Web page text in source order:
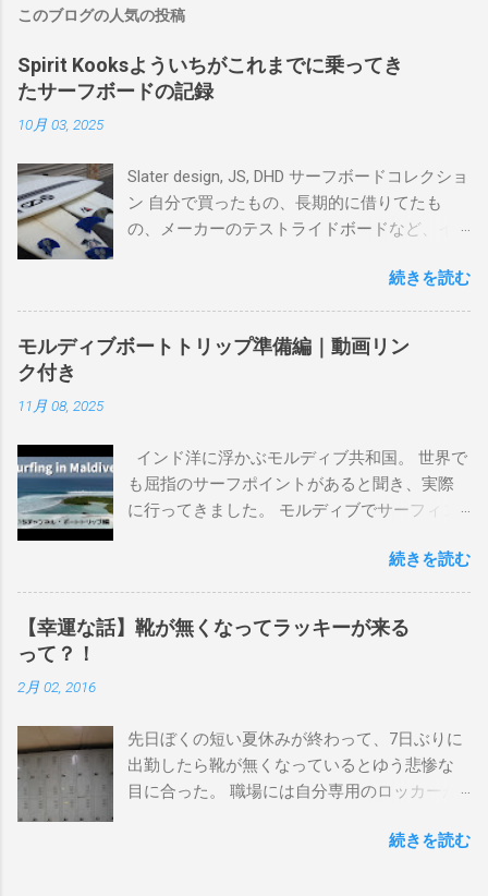
このブログの人気の投稿
Spirit Kooksよういちがこれまでに乗ってき
たサーフボードの記録
10月 03, 2025
Slater design, JS, DHD サーフボードコレクショ
ン 自分で買ったもの、長期的に借りてたも
の、メーカーのテストライドボードなど、イ
を書き残しているページです。 記録と残して
るので、過去のボードたちはもうすでに人に
譲って、手元に無いのがほとんどだけど。 色
んなサーフボードに乗って、サーフィンの世
ーメイドビーチ 最もロングライドしてきたポ
イント スナッパー、レインボーベイ、グリ
ーンマウント、クーリービーチ、キラ、レノ
狙っているポイント バーレー、キラ、レイ
ンボーベイ、クーリービーチ 絶対に入りたい
ポイント ベルズビーチ、グレートオーシャ
5'10"×18'3/8×2'3/16 Glassing Team 4×4
Extra Toe patch FCS Dacy 6'0 Nick Maz 5'5"×
18'7/8"×2'5/18 FCS 375mm 295mm Firewire
Slater design OMNI 5' 3"×18'5/8"×2'1/4" Round
続きを読む
モルディブボートトリップ準備編｜動画リン
ク付き
11月 08, 2025
インド洋に浮かぶモルディブ共和国。 世界で
も屈指のサーフポイントがあると聞き、実際
に行ってきました。 モルディブでサーフィン
テルやリゾートに滞在して目の前のブレイク
を独占するスタイル。もうひとつが、複数の
ポイントを巡る「ボートトリップ」です。 今
回はそのボートトリップで、時間と空間の贅
系YouTubeチャンネル「よういちチャンネル
Spirit Kooks」と、国内外のサーフトリップ専
門旅行会社「Geekoutトラベル」さんとのコラ
際に行ったアクセス方法やスケジュールをま
続きを読む
【幸運な話】靴が無くなってラッキーが来る
って？！
2月 02, 2016
先日ぼくの短い夏休みが終わって、7日ぶりに
出勤したら靴が無くなっているとゆう悲惨な
目に合った。 職場には自分専用のロッカーが
んでいるのだが、仕事中に履いているシェフ
続きを読む